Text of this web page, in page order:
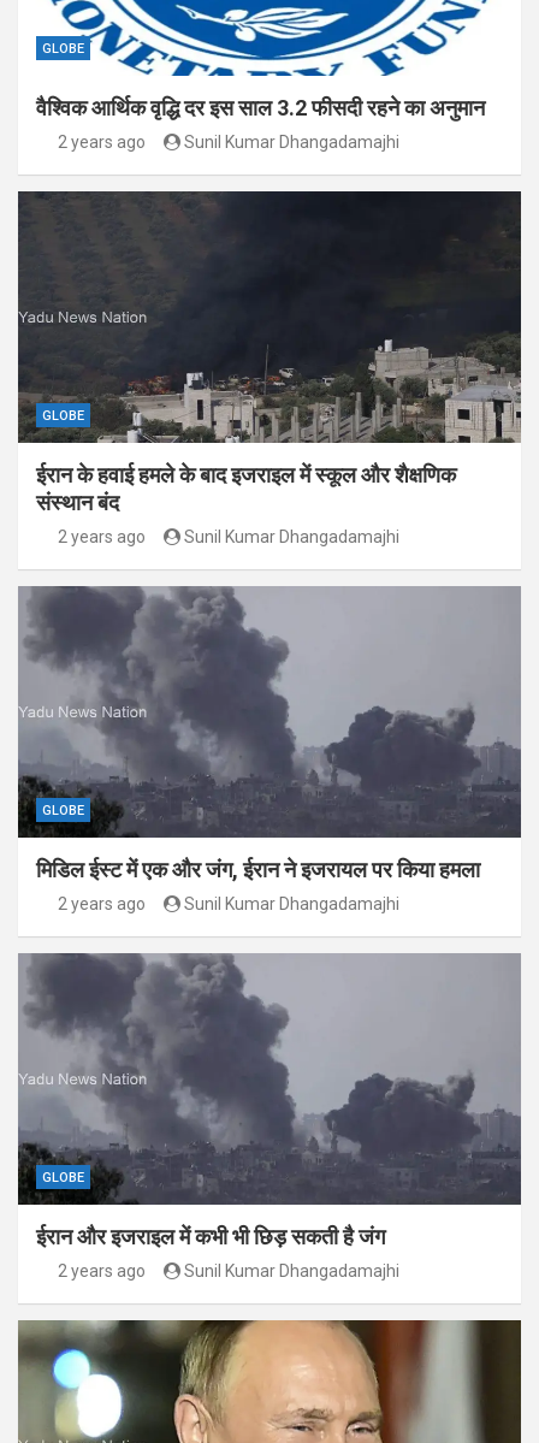
GLOBE
वैश्विक आर्थिक वृद्धि दर इस साल 3.2 फीसदी रहने का अनुमान
2 years ago Sunil Kumar Dhangadamajhi
GLOBE
ईरान के हवाई हमले के बाद इजराइल में स्कूल और शैक्षणिक
संस्थान बंद
2 years ago Sunil Kumar Dhangadamajhi
GLOBE
मिडिल ईस्ट में एक और जंग, ईरान ने इजरायल पर किया हमला
2 years ago Sunil Kumar Dhangadamajhi
GLOBE
ईरान और इजराइल में कभी भी छिड़ सकती है जंग
2 years ago Sunil Kumar Dhangadamajhi